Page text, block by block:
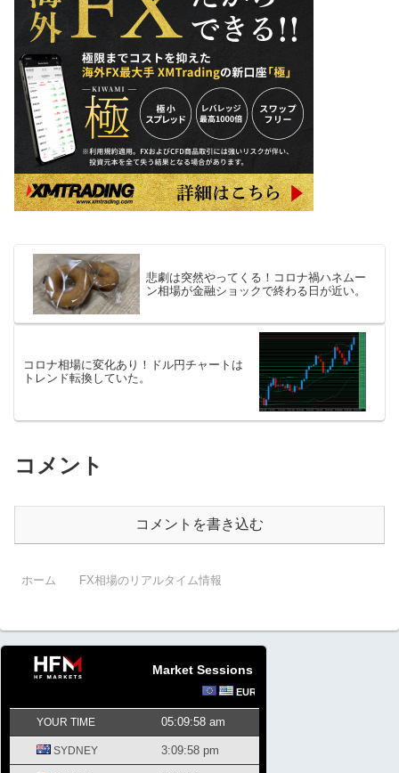
悲劇は突然やってくる！コロナ禍ハネムー
ン相場が金融ショックで終わる日が近い。
コロナ相場に変化あり！ドル円チャートは
トレンド転換していた。
コメント
コメントを書き込む
ホーム FX相場のリアルタイム情報
Market Sessions